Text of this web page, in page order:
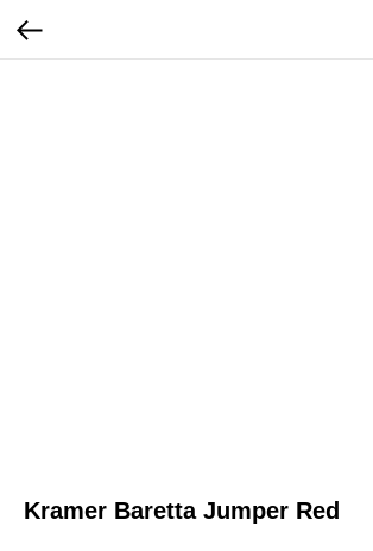
Kramer Baretta Jumper Red